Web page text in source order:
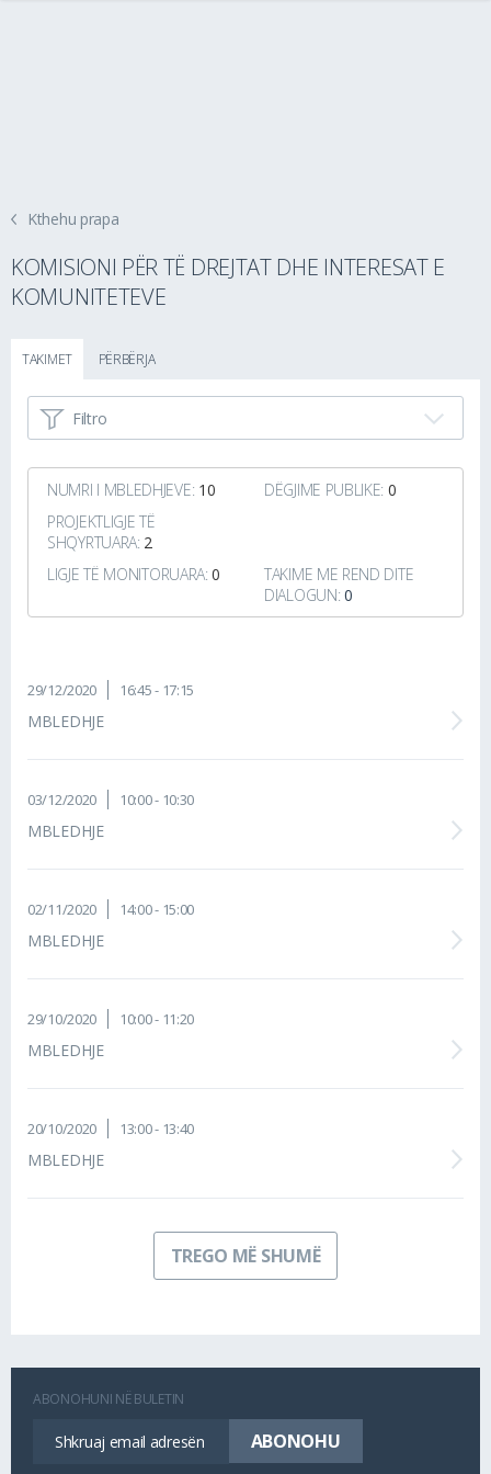
Kthehu prapa
KOMISIONI PËR TË DREJTAT DHE INTERESAT E
KOMUNITETEVE
TAKIMET PËRBËRJA
Filtro
NUMRI I MBLEDHJEVE: 10 DËGJIME PUBLIKE: 0
PROJEKTLIGJE TË
SHQYRTUARA: 2
LIGJE TË MONITORUARA:0
TAKIME ME REND DITE
DIALOGUN: 0
29/12/2020 16:45 - 17:15
MBLEDHJE
03/12/2020 10:00 - 10:30
MBLEDHJE
02/11/2020 14:00 - 15:00
MBLEDHJE
29/10/2020 10:00 - 11:20
MBLEDHJE
20/10/2020 13:00 - 13:40
MBLEDHJE
TREGO MË SHUMË
ABONOHUNI NË BULETIN